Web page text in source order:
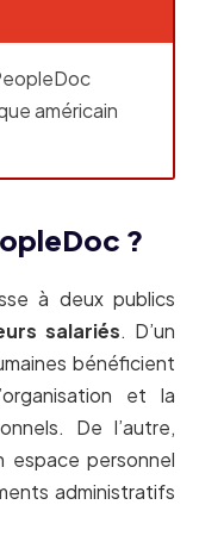
américain
?
à deux publics
salariés. D’un
bénéficient
et la
De l’autre,
espace personnel
administratifs